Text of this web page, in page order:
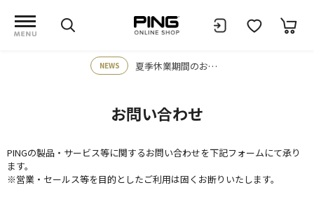
NEWS 夏季休業期間のお知らせ
お問い合わせ
PINGの製品・サービス等に関するお問い合わせを下記フォームにて承り
ます。
※営業・セールス等を目的としたご利用は固くお断りいたします。